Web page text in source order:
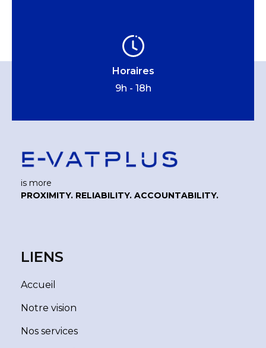
Horaires
9h - 18h
is more
PROXIMITY. RELIABILITY. ACCOUNTABILITY.
LIENS
Accueil
Notre vision
Nos services